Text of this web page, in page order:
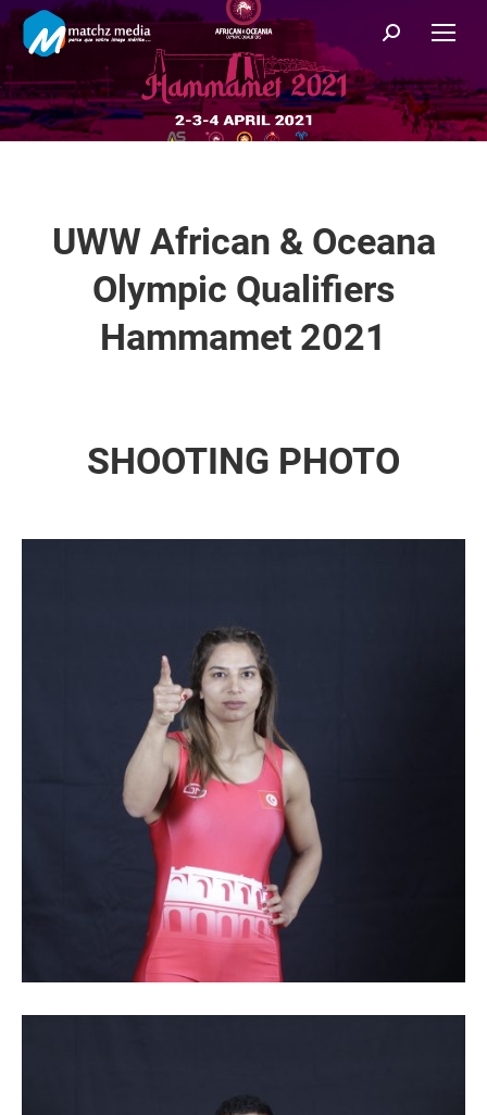
Recherche
UWW African & Oceana
Olympic Qualifiers
Hammamet 2021
SHOOTING PHOTO